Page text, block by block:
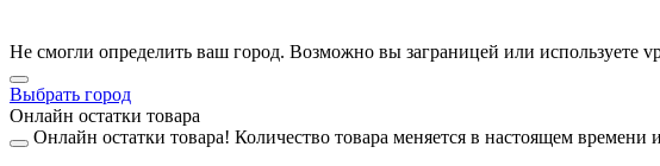
Не смогли определить ваш город. Возможно вы заграницей или используете
Выбрать город
Онлайн остатки товара
Онлайн остатки товара! Количество товара меняется в настоящем времени